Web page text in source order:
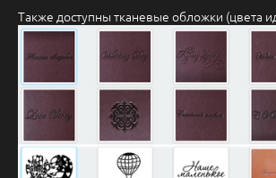
Также доступны тканевые обложки (цвета